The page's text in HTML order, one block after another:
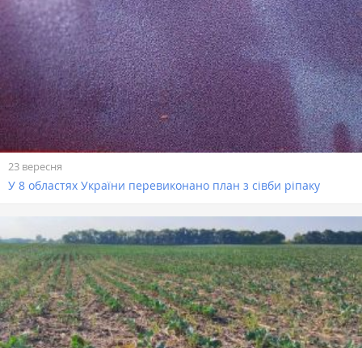
23 вересня
У 8 областях України перевиконано план з сівби ріпаку